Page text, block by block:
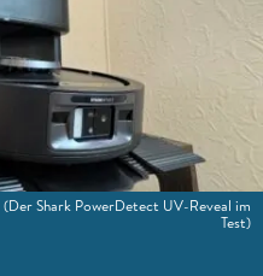
(Der Shark PowerDetect UV-Reveal im
Test)